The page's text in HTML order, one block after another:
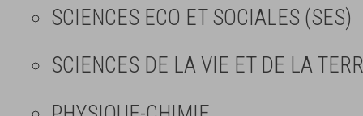
SCIENCES ECO ET SOCIALES (SES)
SCIENCES DE LA VIE ET DE LA